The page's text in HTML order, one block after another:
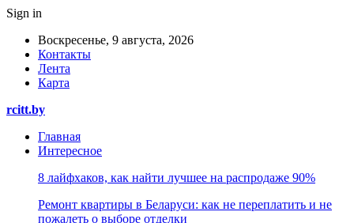
Sign in
Воскресенье, 9 августа, 2026
Контакты
Лента
Карта
rcitt.by
Главная
Интересное
8 лайфхаков, как найти лучшее на распродаже 90%
Ремонт квартиры в Беларуси: как не переплатить и не
пожалеть о выборе отделки